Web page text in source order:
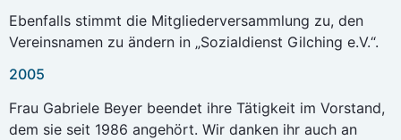
Ebenfalls stimmt die Mitgliederversammlung zu, den
Vereinsnamen zu ändern in „Sozialdienst Gilching e.V.“.
2005
Frau Gabriele Beyer beendet ihre Tätigkeit im Vorstand,
dem sie seit 1986 angehört. Wir danken ihr auch an